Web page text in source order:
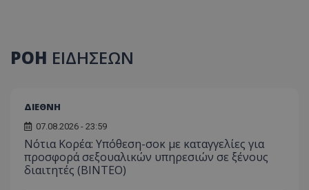
ΡΟΗ ΕΙΔΗΣΕΩΝ
ΔΙΕΘΝΗ
07.08.2026 - 23:59
Νότια Κορέα: Υπόθεση-σοκ με καταγγελίες για
προσφορά σεξουαλικών υπηρεσιών σε ξένους
διαιτητές (BINTEO)